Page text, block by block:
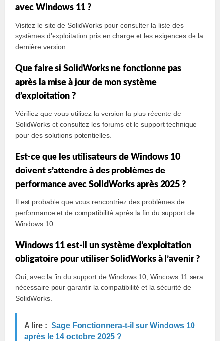
avec Windows 11 ?
Visitez le site de SolidWorks pour consulter la liste des
systèmes d’exploitation pris en charge et les exigences de la
dernière version.
Que faire si SolidWorks ne fonctionne pas
après la mise à jour de mon système
d’exploitation ?
Vérifiez que vous utilisez la version la plus récente de
SolidWorks et consultez les forums et le support technique
pour des solutions potentielles.
Est-ce que les utilisateurs de Windows 10
doivent s’attendre à des problèmes de
performance avec SolidWorks après 2025 ?
Il est probable que vous rencontriez des problèmes de
performance et de compatibilité après la fin du support de
Windows 10.
Windows 11 est-il un système d’exploitation
obligatoire pour utiliser SolidWorks à l’avenir ?
Oui, avec la fin du support de Windows 10, Windows 11 sera
nécessaire pour garantir la compatibilité et la sécurité de
SolidWorks.
A lire : Sage Fonctionnera-t-il sur Windows 10
après le 14 octobre 2025 ?